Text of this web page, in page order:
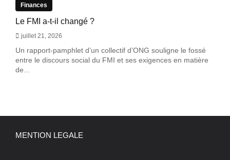
Finances
Le FMI a-t-il changé ?
juillet 21, 2026
Un rapport-pamphlet d’un collectif d’ONG souligne le fossé
entre le discours social du FMI et ses exigences en matière
de...
MENTION LEGALE